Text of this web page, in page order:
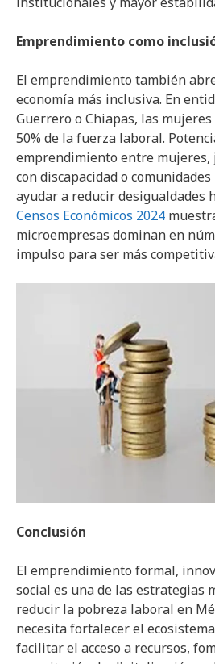
Emprendimiento como
El emprendimiento también
economía más inclusiva. En
Guerrero o Chiapas, las
50% de la fuerza laboral.
emprendimiento entre mujeres,
con discapacidad o
ayudar a reducir desigualdades
Censos Económicos 2024
microempresas dominan en
impulso para ser más
Conclusión
El emprendimiento formal,
social es una de las estrategias
reducir la pobreza laboral en
necesita fortalecer el
facilitar el acceso a recursos,